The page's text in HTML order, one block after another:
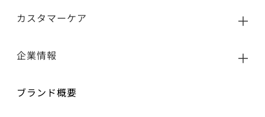
カスタマーケア
企業情報
ブランド概要